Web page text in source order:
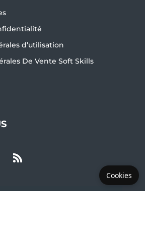
d’utilisation
De Vente Soft Skills
Cookies